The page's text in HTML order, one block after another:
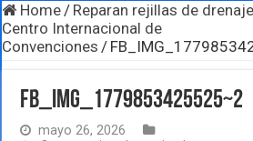
Home/ Reparan rejillas de
Centro Internacional de
Convenciones /
FB_IMG_1779853425525~2
mayo 26, 2026